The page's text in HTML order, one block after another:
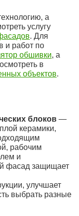
а
услугу
. Для
и работ по
обшивки, а
в
объектов.
блоков —
керамики,
рабочим
и
фасад защищает
улучшает
выбрать разные